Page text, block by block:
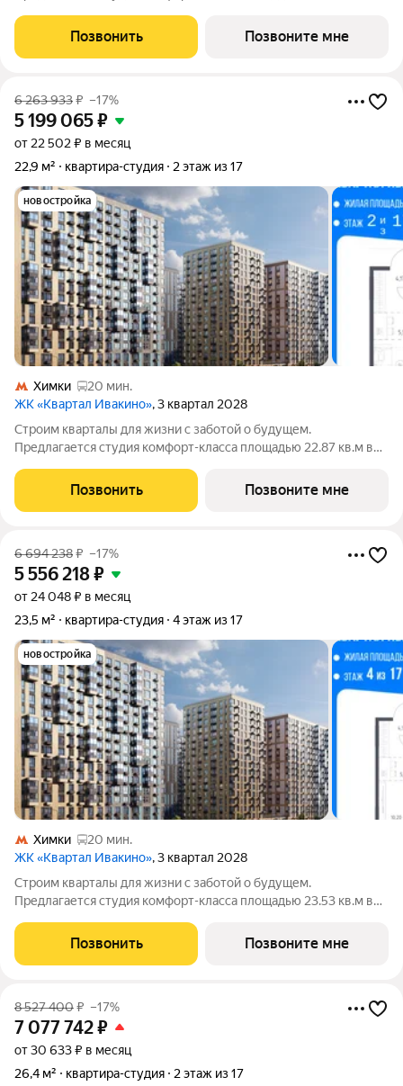
комплексе "Квартал Ивакино".Позаботились о вашем
времени, поэтому квартиры доступны с
Позвонить Позвоните мне
6 263 933₽ –17%
5 199 065₽
от 22 502 ₽ в месяц
22,9 м²
квартира-студия 2 этаж из 17
новостройка
Химки
20 мин.
ЖК «Квартал Ивакино», 3 квартал 2028
Строим кварталы для жизни с заботой о будущем.
Предлагается студия комфорт-класса площадью 22.87 кв.м в
комплексе "Квартал Ивакино".Позаботились о вашем
времени, поэтому квартиры доступны с
Позвонить Позвоните мне
6 694 238₽ –17%
5 556 218₽
от 24 048 ₽ в месяц
23,5 м²
квартира-студия 4 этаж из 17
новостройка
Химки
20 мин.
ЖК «Квартал Ивакино», 3 квартал 2028
Строим кварталы для жизни с заботой о будущем.
Предлагается студия комфорт-класса площадью 23.53 кв.м в
комплексе "Квартал Ивакино".Позаботились о вашем
времени, поэтому квартиры доступны с
Позвонить Позвоните мне
8 527 400₽ –17%
7 077 742₽
от 30 633 ₽ в месяц
26,4 м²
квартира-студия 2 этаж из 17